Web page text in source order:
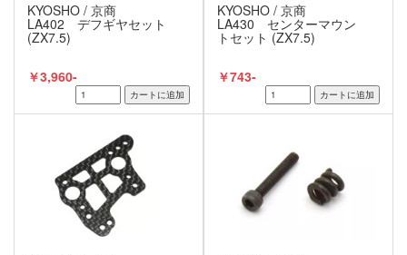
KYOSHO / 京商
LA402 デフギヤセット
(ZX7.5)
￥3,960-
KYOSHO / 京商
LA430 センターマウン
トセット (ZX7.5)
￥743-